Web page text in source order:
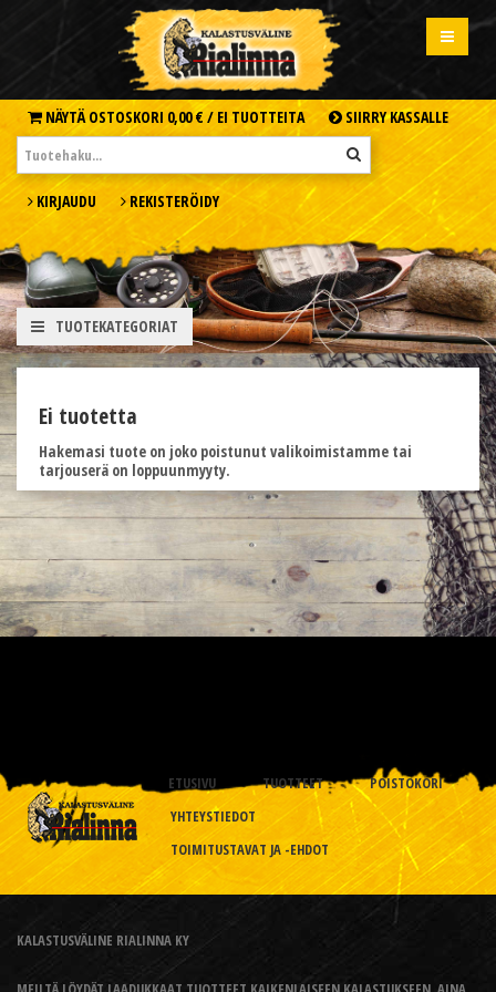
NÄYTÄ OSTOSKORI 0,00 € / EI TUOTTEITA SIIRRY KASSALLE
KIRJAUDU REKISTERÖIDY
TUOTEKATEGORIAT
Ei tuotetta
Hakemasi tuote on joko poistunut valikoimistamme tai
tarjouserä on loppuunmyyty.
ETUSIVU TUOTTEET
POISTOKORI
YHTEYSTIEDOT
TOIMITUSTAVAT JA -EHDOT
KALASTUSVÄLINE RIALINNA KY